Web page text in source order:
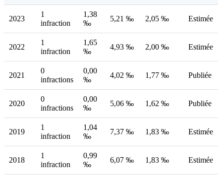
2023
1
infraction
1,38
‰
5,21 ‰ 2,05 ‰ Estimée
2022
1
infraction
1,65
‰
4,93 ‰ 2,00 ‰ Estimée
2021
0
infractions
0,00
‰
4,02 ‰ 1,77 ‰ Publiée
2020
0
infractions
0,00
‰
5,06 ‰ 1,62 ‰ Publiée
2019
1
infraction
1,04
‰
7,37 ‰ 1,83 ‰ Estimée
2018
1
infraction
0,99
‰
6,07 ‰ 1,83 ‰ Estimée